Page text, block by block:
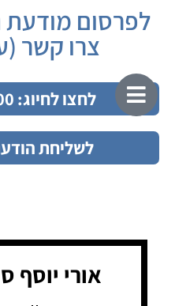
לפרסום
צרו קשר
לחצו לחיוג: 077-9971000
לשליחת
אורי יוסף